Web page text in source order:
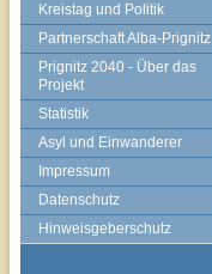
Kreistag und Politik
Partnerschaft Alba-Prignitz
Prignitz 2040 - Über das
Projekt
Statistik
Asyl und Einwanderer
Impressum
Datenschutz
Hinweisgeberschutz